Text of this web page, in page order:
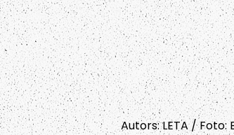
Autors: LETA / Foto: